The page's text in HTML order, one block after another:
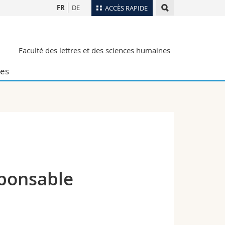
ACCÈS RAPIDE
Plan d'accès
Webmail
FR DE
Faculté des lettres et des sciences humaines